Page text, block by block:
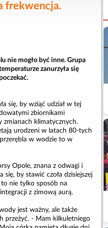
frekwencja.
nie mogło być inne. Grupa
zanurzyła się
się, by wziąć udział w tej
zbiornikami
zmianach klimatycznych.
urodzeni w latach 80-tych
w wodzie to w
Opole, znana z odwagi i
by stawić czoła dzisiejszej
nie tylko sposób na
z zimową aurą.
jest ważny, ale także
przeżyć. - Mam kilkuletniego